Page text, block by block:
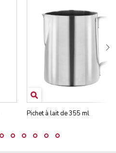
Pichet à lait de 355 ml